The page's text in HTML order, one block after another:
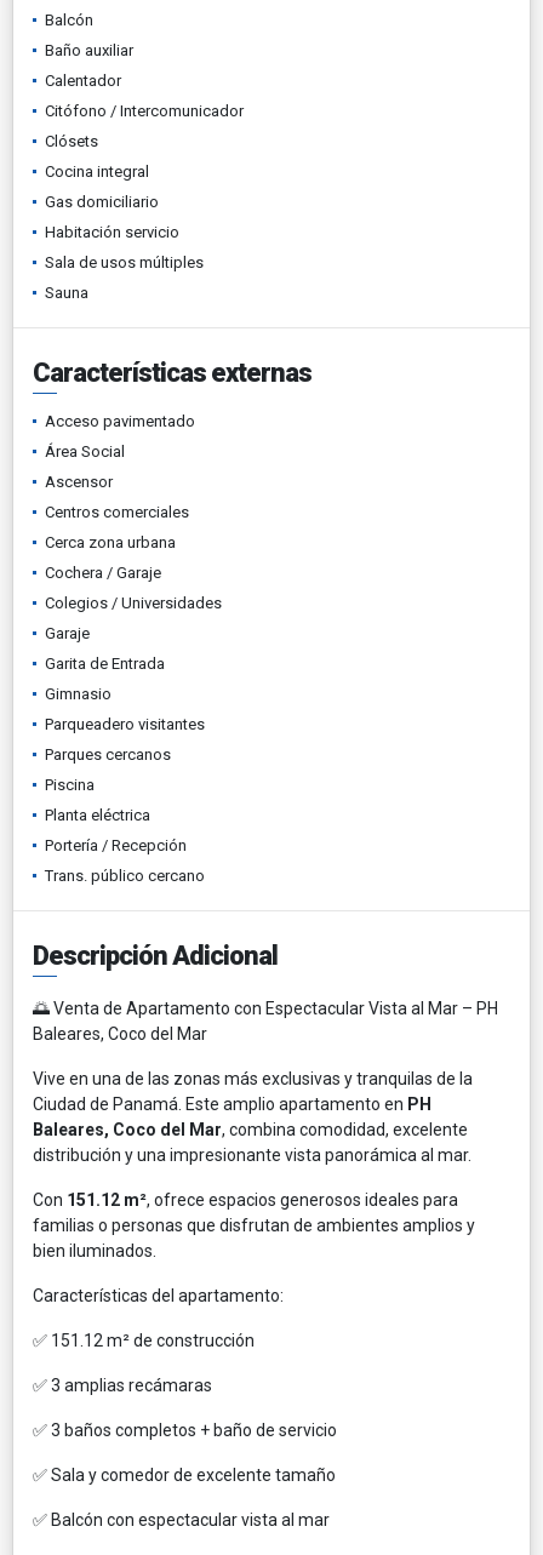
Balcón
Baño auxiliar
Calentador
Citófono / Intercomunicador
Clósets
Cocina integral
Gas domiciliario
Habitación servicio
Sala de usos múltiples
Sauna
Características externas
Acceso pavimentado
Área Social
Ascensor
Centros comerciales
Cerca zona urbana
Cochera / Garaje
Colegios / Universidades
Garaje
Garita de Entrada
Gimnasio
Parqueadero visitantes
Parques cercanos
Piscina
Planta eléctrica
Portería / Recepción
Trans. público cercano
Descripción Adicional
🌅 Venta de Apartamento con Espectacular Vista al Mar – PH
Baleares, Coco del Mar
Vive en una de las zonas más exclusivas y tranquilas de la
Ciudad de Panamá. Este amplio apartamento en PH
Baleares, Coco del Mar, combina comodidad, excelente
distribución y una impresionante vista panorámica al mar.
Con 151.12 m², ofrece espacios generosos ideales para
familias o personas que disfrutan de ambientes amplios y
bien iluminados.
Características del apartamento:
✅ 151.12 m² de construcción
✅ 3 amplias recámaras
✅ 3 baños completos + baño de servicio
✅ Sala y comedor de excelente tamaño
✅ Balcón con espectacular vista al mar